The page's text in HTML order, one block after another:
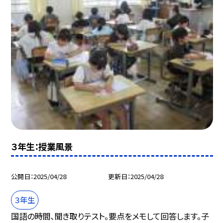
３年生：授業風景
公開日 2025/04/28 更新日 2025/04/28
３年生
国語の時間、聞き取りテスト。要点をメモして回答します。子